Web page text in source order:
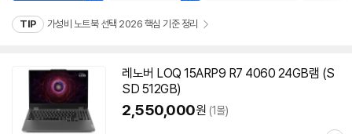
TIP 가성비 노트북 선택 2026 핵심 기준 정리
레노버 LOQ 15ARP9 R7 4060 24GB램 (S
SD 512GB)
2,550,000원 (1몰)